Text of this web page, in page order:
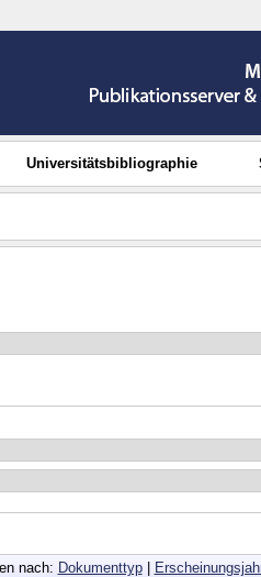
Universitätsbibliographie
nach: Dokumenttyp|